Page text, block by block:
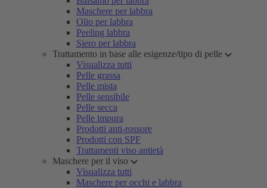
Maschere per labbra
Olio per labbra
Peeling labbra
Siero per labbra
Trattamento in base alle esigenze/tipo di pelle
Visualizza tutti
Pelle grassa
Pelle mista
Pelle sensibile
Pelle secca
Pelle impura
Prodotti anti-rossore
Prodotti con SPF
Trattamenti viso antietà
Maschere per il viso
Visualizza tutti
Maschere per occhi e labbra